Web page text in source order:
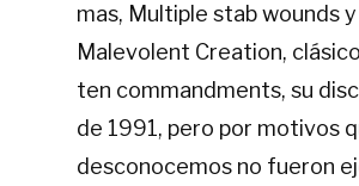
mas, Multiple stab wounds y
Malevolent Creation,
ten commandments, su
de 1991, pero por motivos
desconocemos no fueron